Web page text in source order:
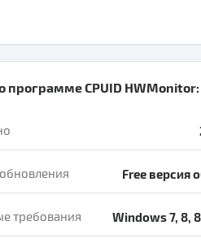
программеCPUID HWMonitor:
Free версия
требования Windows 7, 8,